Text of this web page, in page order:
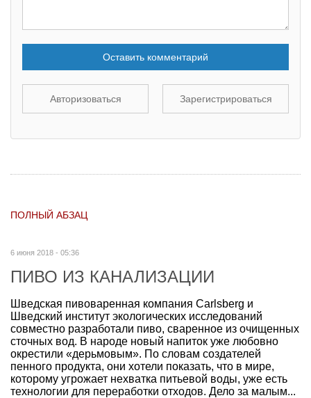
Оставить комментарий
Авторизоваться Зарегистрироваться
ПОЛНЫЙ АБЗАЦ
6 июня 2018 - 05:36
ПИВО ИЗ КАНАЛИЗАЦИИ
Шведская пивоваренная компания Carlsberg и
Шведский институт экологических исследований
совместно разработали пиво, сваренное из очищенных
сточных вод. В народе новый напиток уже любовно
окрестили «дерьмовым». По словам создателей
пенного продукта, они хотели показать, что в мире,
которому угрожает нехватка питьевой воды, уже есть
технологии для переработки отходов. Дело за малым...